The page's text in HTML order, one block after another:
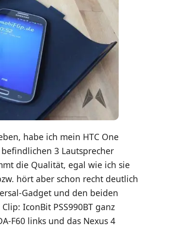
habe ich mein HTC One
3 Lautsprecher
die Qualität, egal wie ich sie
hört aber schon recht deutlich
Gadget und den beiden
IconBit PSS990BT ganz
F60 links und das Nexus 4